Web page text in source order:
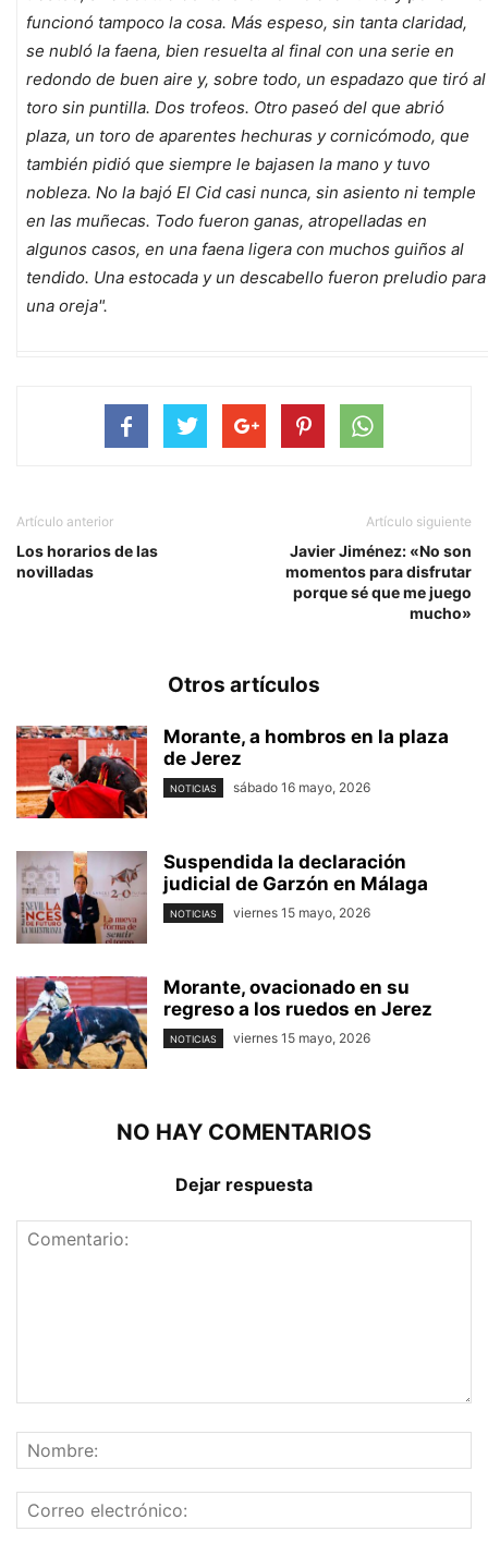
funcionó tampoco la cosa. Más espeso, sin tanta claridad,
se nubló la faena, bien resuelta al final con una serie en
redondo de buen aire y, sobre todo, un espadazo que tiró al
toro sin puntilla. Dos trofeos. Otro paseó del que abrió
plaza, un toro de aparentes hechuras y cornicómodo, que
también pidió que siempre le bajasen la mano y tuvo
nobleza. No la bajó El Cid casi nunca, sin asiento ni temple
en las muñecas. Todo fueron ganas, atropelladas en
algunos casos, en una faena ligera con muchos guiños al
tendido. Una estocada y un descabello fueron preludio para
una oreja".
Artículo anterior
Los horarios de las
novilladas
Artículo siguiente
Javier Jiménez: «No son
momentos para disfrutar
porque sé que me juego
mucho»
Otros artículos
Morante, a hombros en la plaza
de Jerez
NOTICIAS sábado 16 mayo, 2026
Suspendida la declaración
judicial de Garzón en Málaga
NOTICIAS viernes 15 mayo, 2026
Morante, ovacionado en su
regreso a los ruedos en Jerez
NOTICIAS viernes 15 mayo, 2026
NO HAY COMENTARIOS
Dejar respuesta